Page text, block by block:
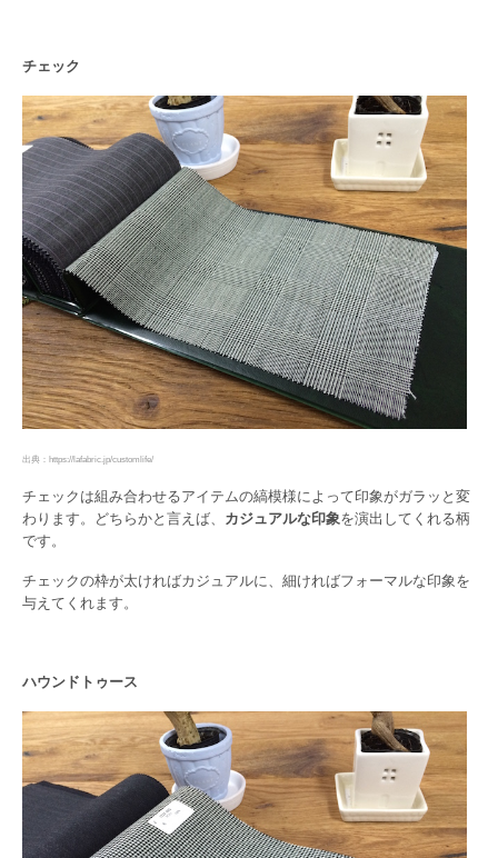
チェック
出典：https://lafabric.jp/customlife/
チェックは組み合わせるアイテムの縞模様によって印象がガラッと変
わります。どちらかと言えば、 カジュアルな印象を演出してくれる柄
です。
チェックの枠が太ければカジュアルに、細ければフォーマルな印象を
与えてくれます。
ハウンドトゥース